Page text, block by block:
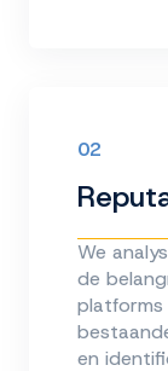
02
We
de
platforms
en